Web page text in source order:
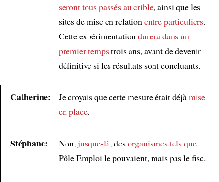
seront tous passés au crible, ainsi que les
sites de mise en relation entre particuliers.
Cette expérimentation dureradans un
premier tempstrois ans, avant de devenir
définitive si les résultats sont concluants.
Catherine: Je croyais que cette mesure était déjàmise
en place.
Stéphane: Non, jusque-là, desorganismestels que
Pôle Emploi le pouvaient, mais pas le fisc.